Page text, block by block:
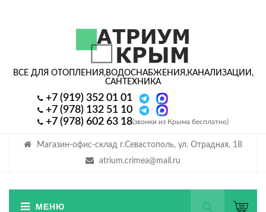
Магазин-офис-склад г.Севастополь, ул. Отрадная, 18
atrium.crimea@mail.ru
ВСЕ ДЛЯ ОТОПЛЕНИЯ,ВОДОСНАБЖЕНИЯ,КАНАЛИЗАЦИИ,
САНТЕХНИКА
+7 (919) 352 01 01
+7 (978) 132 51 10
+7 (978) 602 63 18(звонки из Крыма бесплатно)